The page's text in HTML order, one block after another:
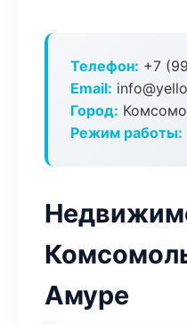
Телефон: +7
Email:
Город:
Режим работы:
Амуре